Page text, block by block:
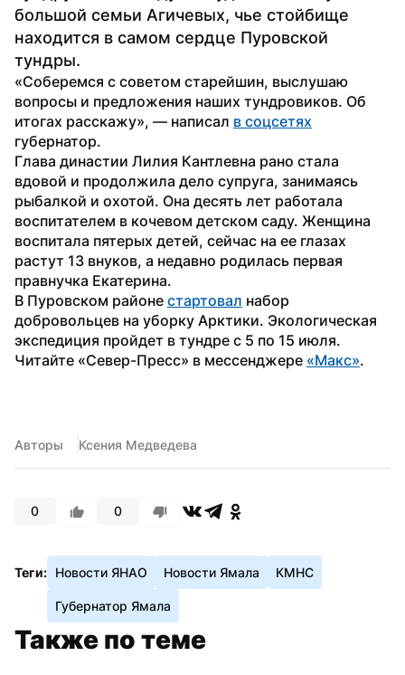
большой семьи Агичевых, чье стойбище
находится в самом сердце Пуровской
тундры.
«Соберемся с советом старейшин, выслушаю
вопросы и предложения наших тундровиков. Об
итогах расскажу», — написал в соцсетях
губернатор.
Глава династии Лилия Кантлевна рано стала
вдовой и продолжила дело супруга, занимаясь
рыбалкой и охотой. Она десять лет работала
воспитателем в кочевом детском саду. Женщина
воспитала пятерых детей, сейчас на ее глазах
растут 13 внуков, а недавно родилась первая
правнучка Екатерина.
В Пуровском районе стартовал набор
добровольцев на уборку Арктики. Экологическая
экспедиция пройдет в тундре с 5 по 15 июля.
Читайте «Север-Пресс» в мессенджере «Макс».
Авторы Ксения Медведева
0 0
Теги: Новости ЯНАО Новости Ямала КМНС
Губернатор Ямала
Также по теме